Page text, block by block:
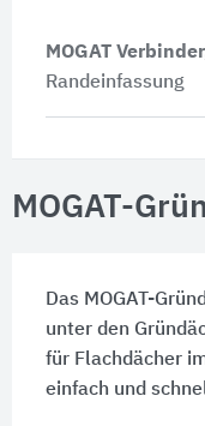
MOGAT
Randeinfassung
MOGAT-
Das MOGAT-
unter den
für Flachdächer
einfach und